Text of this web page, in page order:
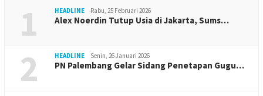
1 HEADLINE Rabu, 25 Februari 2026
Alex Noerdin Tutup Usia di Jakarta, Sums…
2 HEADLINE Senin, 26 Januari 2026
PN Palembang Gelar Sidang Penetapan Gugu…